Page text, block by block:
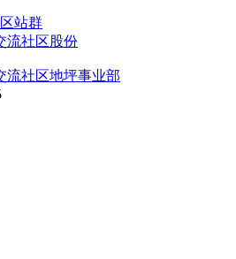
站群
流社区股份
流社区地坪事业部